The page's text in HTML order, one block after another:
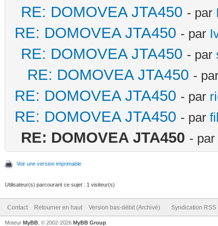
RE: DOMOVEA JTA450 - par
RE: DOMOVEA JTA450 - par
RE: DOMOVEA JTA450 - par
RE: DOMOVEA JTA450 -
RE: DOMOVEA JTA450 - par
RE: DOMOVEA JTA450 - par
RE: DOMOVEA JTA450 - par
Voir une version imprimable
Utilisateur(s) parcourant ce sujet : 1 visiteur(s)
Contact Retourner en haut Version bas-débit (Archivé) Syndication RSS
Moteur MyBB , © 2002-2026 MyBB Group